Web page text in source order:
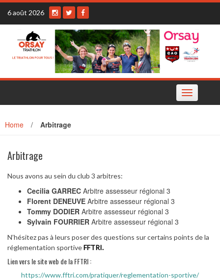
Skip
content
6 août 2026
Toggle
navigation
Home / Arbitrage
Arbitrage
Nous avons au sein du club 3 arbitres:
Cecilia GARREC Arbitre assesseur régional 3
Florent DENEUVE Arbitre assesseur régional 3
Tommy DODIER Arbitre assesseur régional 3
Sylvain FOURRIER Arbitre assesseur régional 3
N’hésitez pas à leurs poser des questions sur certains points de la
réglementation sportiveFFTRI.
Lien vers le site web de la FFTRI :
https://www.fftri.com/pratiquer/reglementation-sportive/